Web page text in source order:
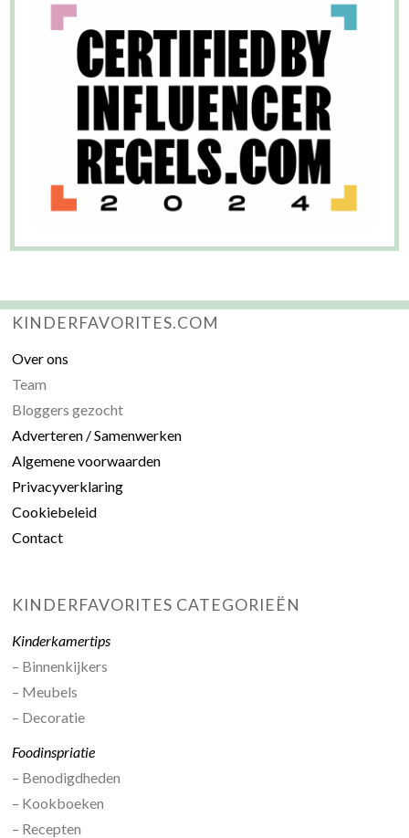
KINDERFAVORITES.COM
Over ons
Team
Bloggers gezocht
Adverteren / Samenwerken
Algemene voorwaarden
Privacyverklaring
Cookiebeleid
Contact
KINDERFAVORITES CATEGORIEËN
Kinderkamertips
– Binnenkijkers
– Meubels
– Decoratie
Foodinspriatie
– Benodigdheden
– Kookboeken
– Recepten